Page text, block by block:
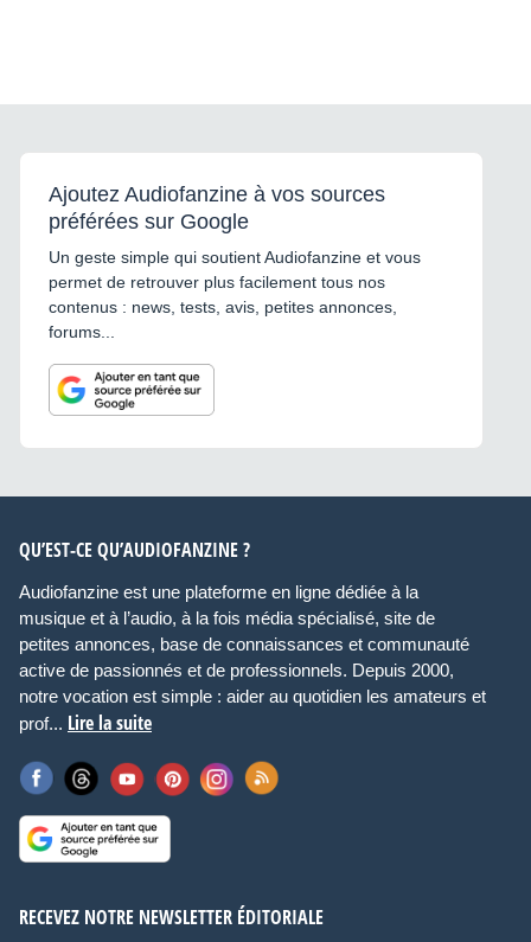
Ajoutez Audiofanzine à vos sources
préférées sur Google
Un geste simple qui soutient Audiofanzine et vous
permet de retrouver plus facilement tous nos
contenus : news, tests, avis, petites annonces,
forums...
QU’EST-CE QU’AUDIOFANZINE ?
Audiofanzine est une plateforme en ligne dédiée à la
musique et à l’audio, à la fois média spécialisé, site de
petites annonces, base de connaissances et communauté
active de passionnés et de professionnels. Depuis 2000,
notre vocation est simple : aider au quotidien les amateurs et
prof... Lire la suite
RECEVEZ NOTRE NEWSLETTER ÉDITORIALE